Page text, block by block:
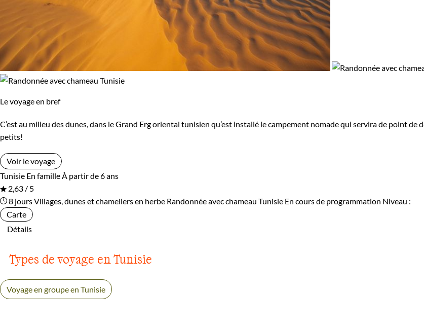
Le voyage en bref
C’est au milieu des dunes, dans le Grand Erg oriental tunisien qu’est installé le campement nomade qui servira de point
petits!
Voir le voyage
Tunisie En familleÀ partir de 6 ans
2,63 / 5
8 joursVillages, dunes et chameliers en herbe Randonnée avec chameau Tunisie En cours de programmation Niveau :
Carte
Détails
Types de voyage en Tunisie
Voyage en groupe en Tunisie